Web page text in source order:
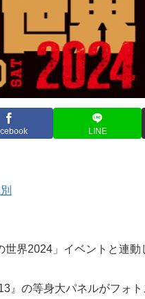
LINE
界2024」イベントと連動
』の等身大パネルがフォト